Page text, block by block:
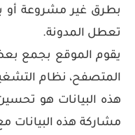
بطرق غير مشروعة أو
تعطل المدونة.
يقوم الموقع بجمع
هذه البيانات هو
مشاركة هذه البيانات